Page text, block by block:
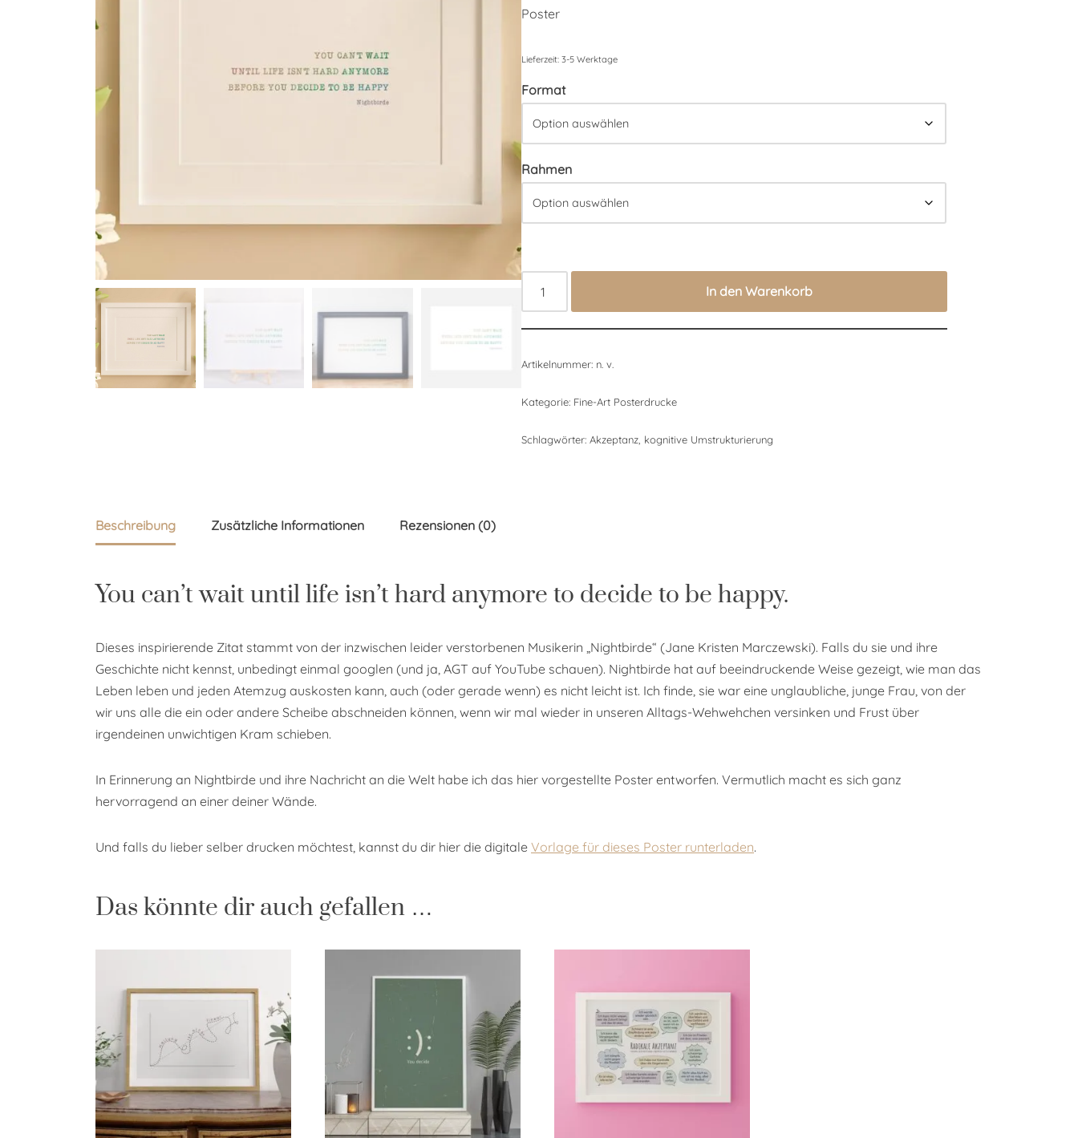
Poster
Lieferzeit: 3-5 Werktage
Format
Rahmen
In den Warenkorb
Artikelnummer: n. v.
Kategorie: Fine-Art Posterdrucke
Schlagwörter: Akzeptanz, kognitive Umstrukturierung
Beschreibung Zusätzliche Informationen Rezensionen (0)
You can’t wait until life isn’t hard anymore to decide to be happy.
Dieses inspirierende Zitat stammt von der inzwischen leider verstorbenen Musikerin „Nightbirde“ (Jane Kristen Marczewski). Falls du sie und ihre
Geschichte nicht kennst, unbedingt einmal googlen (und ja, AGT auf YouTube schauen). Nightbirde hat auf beeindruckende Weise gezeigt, wie man das
Leben leben und jeden Atemzug auskosten kann, auch (oder gerade wenn) es nicht leicht ist. Ich finde, sie war eine unglaubliche, junge Frau, von der
wir uns alle die ein oder andere Scheibe abschneiden können, wenn wir mal wieder in unseren Alltags-Wehwehchen versinken und Frust über
irgendeinen unwichtigen Kram schieben.
In Erinnerung an Nightbirde und ihre Nachricht an die Welt habe ich das hier vorgestellte Poster entworfen. Vermutlich macht es sich ganz
hervorragend an einer deiner Wände.
Und falls du lieber selber drucken möchtest, kannst du dir hier die digitale Vorlage für dieses Poster runterladen.
Das könnte dir auch gefallen …